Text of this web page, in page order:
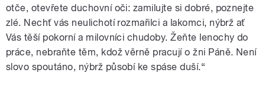
otče, otevřete duchovní oči: zamilujte si dobré, poznejte
zlé. Nechť vás neulichotí rozmařilci a lakomci, nýbrž ať
Vás těší pokorní a milovníci chudoby. Žeňte lenochy do
práce, nebraňte těm, kdož věrně pracují o žni Páně. Není
slovo spoutáno, nýbrž působí ke spáse duší.“